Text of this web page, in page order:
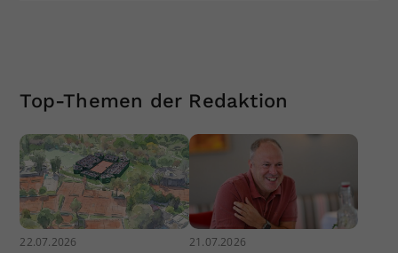
Top-Themen der Redaktion
22.07.2026 21.07.2026